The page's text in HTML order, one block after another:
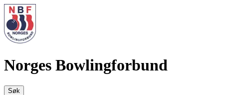
Norges Bowlingforbund
Søk